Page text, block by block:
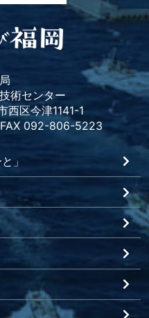
術センター
区今津1141-1
092-806-5223
」